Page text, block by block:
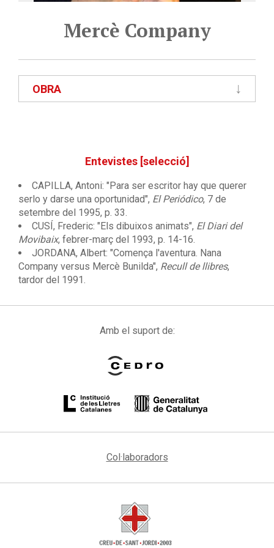
Mercè Company
OBRA
Entevistes [selecció]
CAPILLA, Antoni: "Para ser escritor hay que querer
serlo y darse una oportunidad", El Periódico, 7 de
setembre del 1995, p. 33.
CUSÍ, Frederic: "Els dibuixos animats", El Diari del
Movibaix, febrer-març del 1993, p. 14-16.
JORDANA, Albert: "Comença l'aventura. Nana
Company versus Mercè Bunilda", Recull de llibres,
tardor del 1991.
Amb el suport de:
Col·laboradors